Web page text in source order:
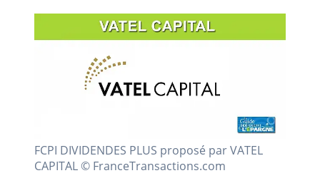
FCPI DIVIDENDES PLUS proposé par VATEL
CAPITAL © FranceTransactions.com